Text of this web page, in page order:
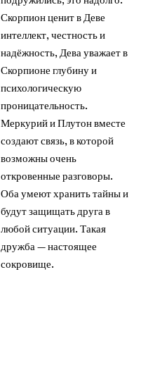
Скорпион ценит в Деве
интеллект, честность и
надёжность, Дева уважает в
Скорпионе глубину и
психологическую
проницательность.
Меркурий и Плутон вместе
создают связь, в которой
возможны очень
откровенные разговоры.
Оба умеют хранить тайны и
будут защищать друга в
любой ситуации. Такая
дружба — настоящее
сокровище.